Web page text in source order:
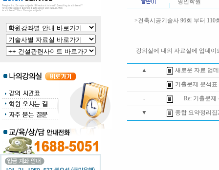
명인학원
>건축시공기술사 96회 부터
강의실에 내의 자료실에 업데이
▲ 새로운 자료 업
- 기출문제 분석표
- Re: 기출문제
▼ 종합 요약정리집